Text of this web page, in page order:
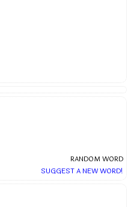
RANDOM WORD
SUGGEST A NEW WORD!